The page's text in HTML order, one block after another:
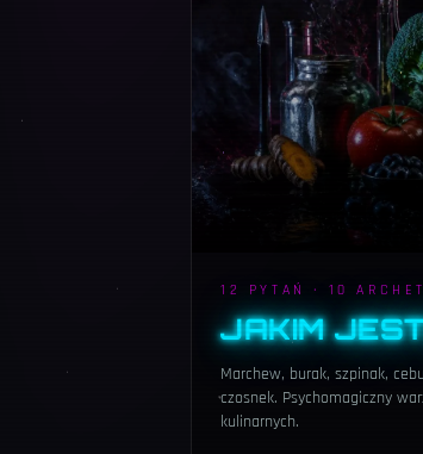
12 PYTAŃ · 10
JAKIM
Marchew, burak, szpinak,
czosnek. Psychomagiczny
kulinarnych.